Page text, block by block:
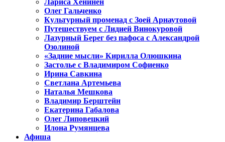
Лариса Хенинен
Олег Гальченко
Культурный променад с Зоей Арнаутовой
Путешествуем с Лидией Винокуровой
Лазурный Берег без пафоса с Александрой
Озолиной
«Задние мысли» Кирилла Олюшкина
Застолье с Владимиром Софиенко
Ирина Савкина
Светлана Артемьева
Наталья Мешкова
Владимир Берштейн
Екатерина Габалова
Олег Липовецкий
Илона Румянцева
Афиша